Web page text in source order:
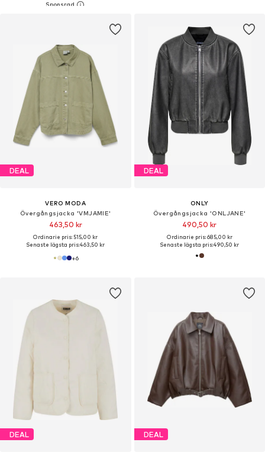
DEAL
VERO MODA
Övergångsjacka 'VMJAMIE'
463,50 kr
Ordinarie pris: 515,00 kr
Senaste lägsta pris:463,50 kr
+6
DEAL
ONLY
Övergångsjacka 'ONLJANE'
490,50 kr
Ordinarie pris: 685,00 kr
Senaste lägsta pris:490,50 kr
DEAL DEAL